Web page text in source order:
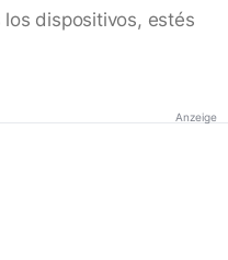
dispositivos, estés
Anzeige